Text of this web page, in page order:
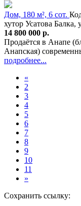
Дом, 180 м², 6 сот.
хутор Усатова Балка,
14 800 000 р.
Продаётся в Анапе
Анапская)
подробнее...
«
2
3
4
5
6
7
8
9
10
11
»
Сохранить ссылку: